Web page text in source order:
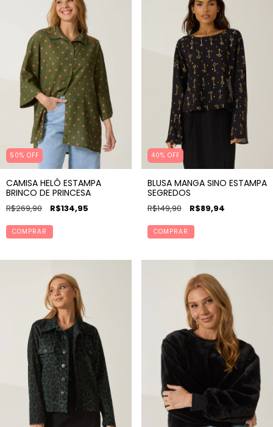
50% OFF
CAMISA HELÔ ESTAMPA
BRINCO DE PRINCESA
R$269,90 R$134,95
COMPRAR
40% OFF
BLUSA MANGA SINO ESTAMPA
SEGREDOS
R$149,90 R$89,94
COMPRAR